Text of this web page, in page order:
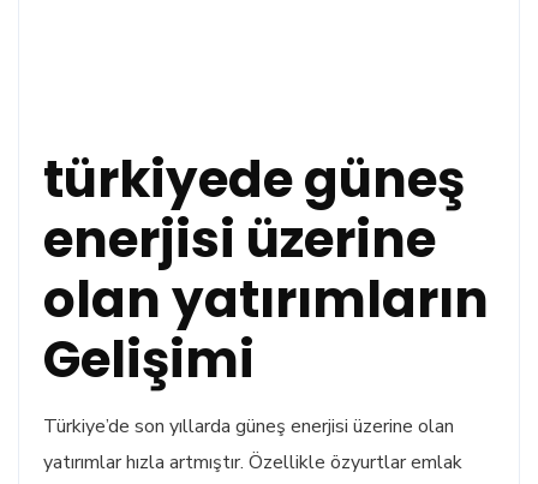
türkiyede güneş
enerjisi üzerine
olan yatırımların
Gelişimi
Türkiye’de son yıllarda güneş enerjisi üzerine olan
yatırımlar hızla artmıştır. Özellikle özyurtlar emlak